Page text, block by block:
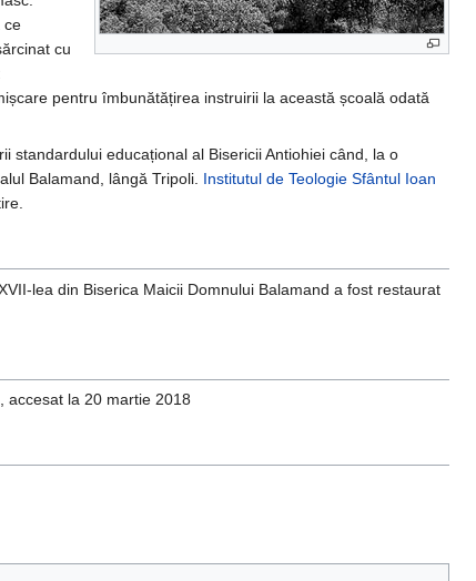
ce
cu
pentru îmbunătățirea instruirii la această școală odată
standardului educațional al Bisericii Antiohiei când, la o
Balamand, lângă Tripoli. Institutul de Teologie Sfântul Ioan
lea din Biserica Maicii Domnului Balamand a fost restaurat
, accesat la 20 martie 2018